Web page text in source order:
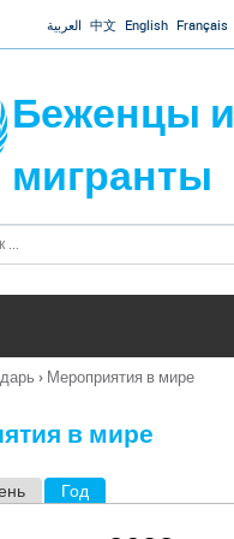
Jump to navigationالعربية 中文 English Français
Беженцы и
мигранты
› Мероприятия в мире
в мире
Год